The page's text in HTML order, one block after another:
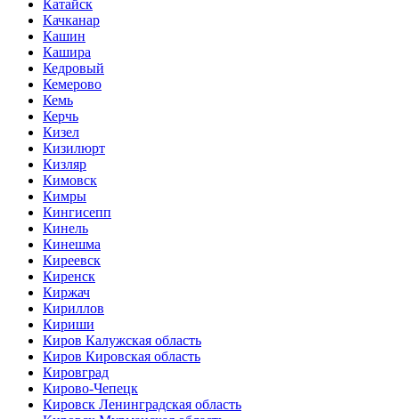
Катайск
Качканар
Кашин
Кашира
Кедровый
Кемерово
Кемь
Керчь
Кизел
Кизилюрт
Кизляр
Кимовск
Кимры
Кингисепп
Кинель
Кинешма
Киреевск
Киренск
Киржач
Кириллов
Кириши
Киров Калужская область
Киров Кировская область
Кировград
Кирово-Чепецк
Кировск Ленинградская область